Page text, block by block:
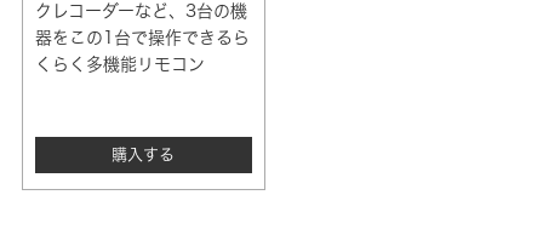
クレコーダーなど、3台の機
器をこの1台で操作できるら
くらく多機能リモコン
購入する